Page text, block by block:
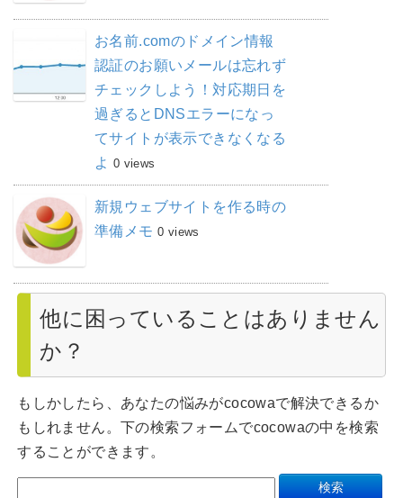
お名前.comのドメイン情報
認証のお願いメールは忘れず
チェックしよう！対応期日を
過ぎるとDNSエラーになっ
てサイトが表示できなくなる
よ 0 views
新規ウェブサイトを作る時の
準備メモ 0 views
他に困っていることはありません
か？
もしかしたら、あなたの悩みがcocowaで解決できるか
もしれません。下の検索フォームでcocowaの中を検索
することができます。